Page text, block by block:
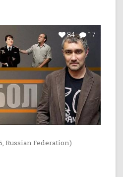
84 17
Russian Federation)